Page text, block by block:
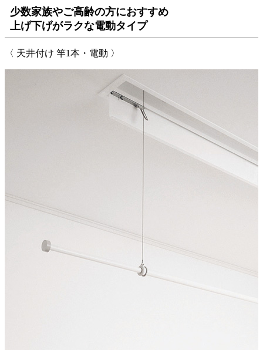
少数家族やご高齢の方におすすめ
上げ下げがラクな電動タイプ
〈 天井付け 竿1本・電動 〉